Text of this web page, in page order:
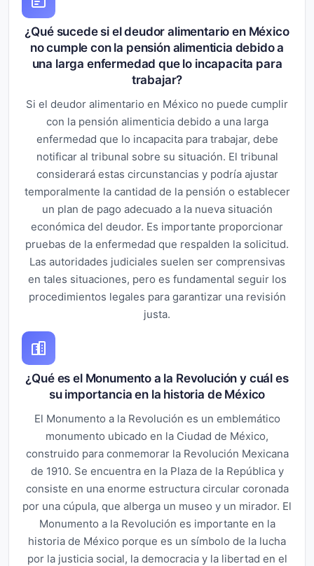
¿Qué sucede si el deudor alimentario en México
no cumple con la pensión alimenticia debido a
una larga enfermedad que lo incapacita para
trabajar?
Si el deudor alimentario en México no puede cumplir
con la pensión alimenticia debido a una larga
enfermedad que lo incapacita para trabajar, debe
notificar al tribunal sobre su situación. El tribunal
considerará estas circunstancias y podría ajustar
temporalmente la cantidad de la pensión o establecer
un plan de pago adecuado a la nueva situación
económica del deudor. Es importante proporcionar
pruebas de la enfermedad que respalden la solicitud.
Las autoridades judiciales suelen ser comprensivas
en tales situaciones, pero es fundamental seguir los
procedimientos legales para garantizar una revisión
justa.
¿Qué es el Monumento a la Revolución y cuál es
su importancia en la historia de México
El Monumento a la Revolución es un emblemático
monumento ubicado en la Ciudad de México,
construido para conmemorar la Revolución Mexicana
de 1910. Se encuentra en la Plaza de la República y
consiste en una enorme estructura circular coronada
por una cúpula, que alberga un museo y un mirador. El
Monumento a la Revolución es importante en la
historia de México porque es un símbolo de la lucha
por la justicia social, la democracia y la libertad en el